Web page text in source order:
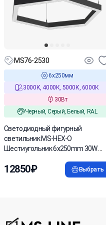
MS76-2530
6х250мм
3000К, 4000К, 5000К, 6000К
30Вт
Черный, Серый, Белый, RAL
Светодиодный фигурный
светильник MS-HEX-O
Шестиугольник 6x250mm 30W
12850₽ Выбрать